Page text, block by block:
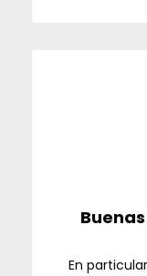
En